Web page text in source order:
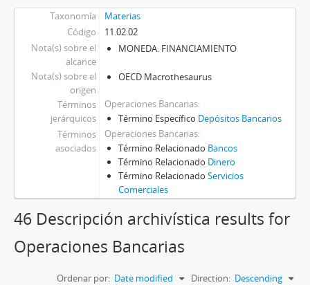
Taxonomía
Materias
Código
11.02.02
Nota(s) sobre el
alcance
MONEDA. FINANCIAMIENTO
Nota(s) sobre el
origen
OECD Macrothesaurus
Términos
jerárquicos
Operaciones Bancarias
Término Específico Depósitos Bancarios
Términos
asociados
Operaciones Bancarias
Término Relacionado Bancos
Término Relacionado Dinero
Término Relacionado Servicios
Comerciales
46 Descripción archivística results for
Operaciones Bancarias
Ordenar por: Date modified Direction: Descending